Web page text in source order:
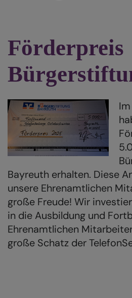
Förderpreis
Bayreuth erhalten. Diese
unsere Ehrenamtlichen
große Freude! Wir
in die Ausbildung und
Ehrenamtlichen
große Schatz der